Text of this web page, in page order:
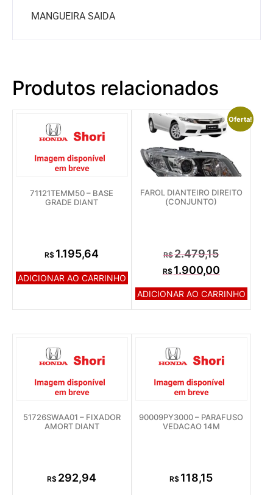
MANGUEIRA SAIDA
Produtos relacionados
71121TEMM50 – BASE
GRADE DIANT
R$ 1.195,64
ADICIONAR AO CARRINHO
Oferta!
FAROL DIANTEIRO DIREITO
(CONJUNTO)
R$2.479,15
R$ 1.900,00
ADICIONAR AO CARRINHO
51726SWAA01 – FIXADOR
AMORT DIANT
R$ 292,94
90009PY3000 – PARAFUSO
VEDACAO 14M
R$ 118,15